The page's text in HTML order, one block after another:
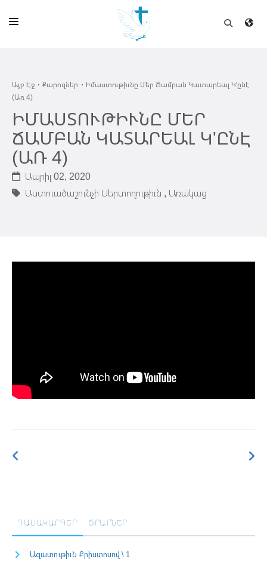
ԵԿԵՂԵՑԻ
ՈՒՂԻՂ
ԴՊՐՈՑ
ՀՐԱՊԱՐԱԿՈՒՄՆԵՐ
ՆՈՒԻՐԱՏՈՒՈՒԹԻՒՆ
ՆԱՄԱԿԱՆԻ
Այբ Էջ Քարոզներ
Իմաստութիւնը Մեր Ճամբան Կատարեալ Կ'ընէ
(Առ 4)
ԻՄԱՍՏՈՒԹԻՒՆԸ ՄԵՐ
ՃԱՄԲԱՆ ԿԱՏԱՐԵԱԼ Կ'ԸՆԷ
(ԱՌ 4)
Ապրիլ 02, 2020
Աստուածաշունչի Սերտողութիւն , Առակաց
ԴԱՍԱԿԱՐԳԵՐ ԾՐԱՐՆԵՐ
Ազատութիւն Քրիստոսով \ 1